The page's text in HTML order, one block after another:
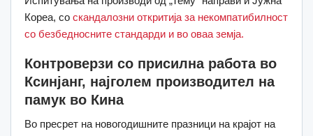
Кореа, со скандалозни откритија за некомпатибилност
со безбедносните стандарди и во оваа земја.
Контроверзи со присилна работа во
Ксинјанг, најголем производител на
памук во Кина
Во пресрет на новогодишните празници на крајот на